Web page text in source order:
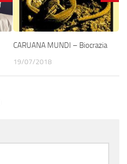
CARUANA MUNDI – Biocrazia
19/07/2018